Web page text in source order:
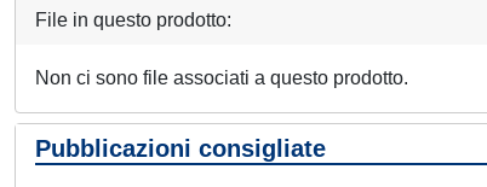
File in questo prodotto:
Non ci sono file associati a questo prodotto.
Pubblicazioni consigliate